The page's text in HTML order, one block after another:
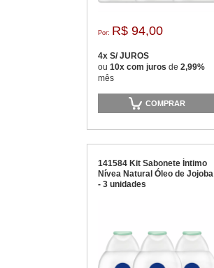
Por: R$ 94,00
4x S/ JUROS
ou 10x com juros de 2,99%
mês
COMPRAR
141584 Kit Sabonete Íntimo
Nívea Natural Óleo de Jojoba
- 3 unidades